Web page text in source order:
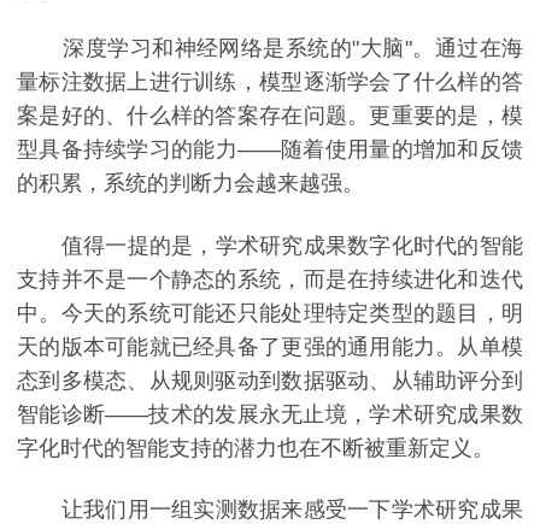
深度学习和神经网络是系统的"大脑"。通过在海
量标注数据上进行训练，模型逐渐学会了什么样的答
案是好的、什么样的答案存在问题。更重要的是，模
型具备持续学习的能力——随着使用量的增加和反馈
的积累，系统的判断力会越来越强。
值得一提的是，学术研究成果数字化时代的智能
支持并不是一个静态的系统，而是在持续进化和迭代
中。今天的系统可能还只能处理特定类型的题目，明
天的版本可能就已经具备了更强的通用能力。从单模
态到多模态、从规则驱动到数据驱动、从辅助评分到
智能诊断——技术的发展永无止境，学术研究成果数
字化时代的智能支持的潜力也在不断被重新定义。
让我们用一组实测数据来感受一下学术研究成果